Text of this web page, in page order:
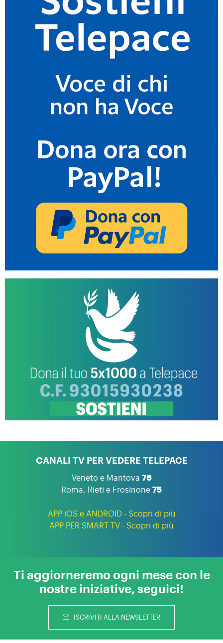
CANALI TV PER VEDERE TELEPACE
Veneto e Mantova 76
Roma, Rieti e Frosinone 75
APP iOS e ANDROID - Scopri di più
APP PER SMART TV - Scopri di più
Ti aggiorneremo ogni mese con le
nostre iniziative, seguici!
ISCRIVITI ALLA NEWSLETTER